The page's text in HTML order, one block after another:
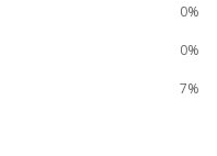
0%
0%
7%